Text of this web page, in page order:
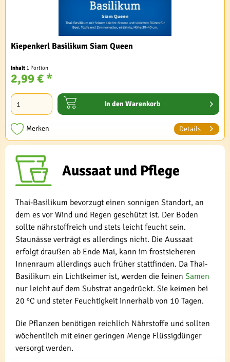
Kiepenkerl Basilikum Siam Queen
Inhalt 1 Portion
2,99 € *
In den Warenkorb
Merken Details
Aussaat und Pflege
Thai-Basilikum bevorzugt einen sonnigen Standort, an
dem es vor Wind und Regen geschützt ist. Der Boden
sollte nährstoffreich und stets leicht feucht sein.
Staunässe verträgt es allerdings nicht. Die Aussaat
erfolgt draußen ab Ende Mai, kann im frostsicheren
Innenraum allerdings auch früher stattfinden. Da Thai-
Basilikum ein Lichtkeimer ist, werden die feinen Samen
nur leicht auf dem Substrat angedrückt. Sie keimen bei
20 °C und steter Feuchtigkeit innerhalb von 10 Tagen.
Die Pflanzen benötigen reichlich Nährstoffe und sollten
wöchentlich mit einer geringen Menge Flüssigdünger
versorgt werden.